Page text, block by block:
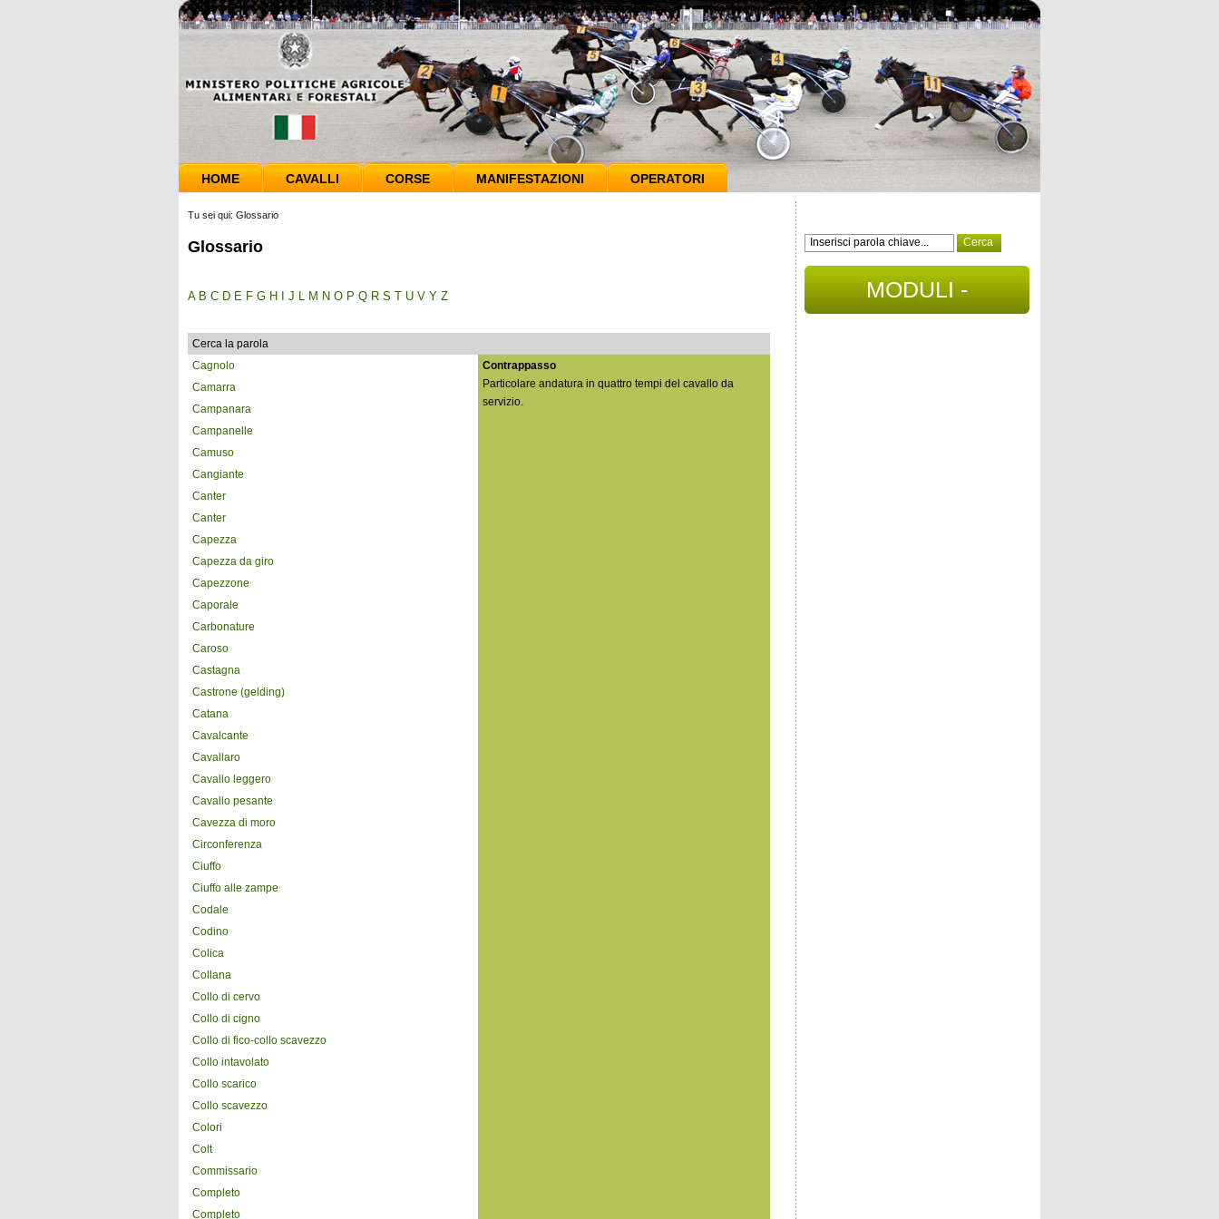
HOME CAVALLI CORSE MANIFESTAZIONI OPERATORI
Tu sei qui: Glossario
Glossario
A B C D E F G H J L M N O P Q R S T U V Y Z
Cerca la parola
Cagnolo
Camarra
Campanara
Campanelle
Camuso
Cangiante
Canter
Canter
Capezza
Capezza da giro
Capezzone
Caporale
Carbonature
Caroso
Castagna
Castrone (gelding)
Catana
Cavalcante
Cavallaro
Cavallo leggero
Cavallo pesante
Cavezza di moro
Circonferenza
Ciuffo
Ciuffo alle zampe
Codale
Codino
Colica
Collana
Collo di cervo
Collo di cigno
Collo di fico-collo scavezzo
Collo intavolato
Collo scarico
Collo scavezzo
Colori
Colt
Commissario
Completo
Completo
Contrappasso
Particolare andatura in quattro tempi del cavallo da
servizio.
MODULI -